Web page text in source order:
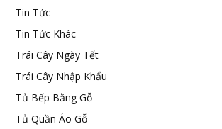
Tin Tức
Tin Tức Khác
Trái Cây Ngày Tết
Trái Cây Nhập Khẩu
Tủ Bếp Bằng Gỗ
Tủ Quần Áo Gỗ